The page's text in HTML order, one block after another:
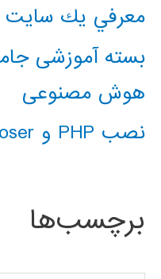
معرفي يك سايت
بسته آموزشی
هوش مصنوعی
نصب PHP و composer در ویندوز 10
برچسب‌ها